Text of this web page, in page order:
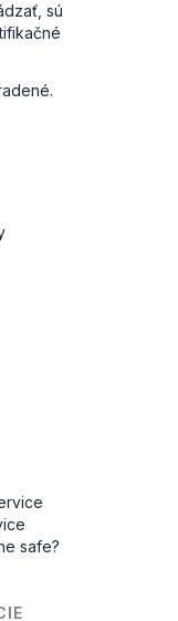
sú
safe?